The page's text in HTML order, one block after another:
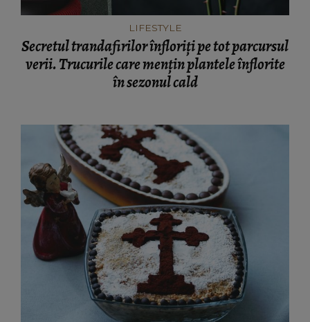
LIFESTYLE
Secretul trandafirilor înfloriți pe tot parcursul
verii. Trucurile care mențin plantele înflorite
în sezonul cald